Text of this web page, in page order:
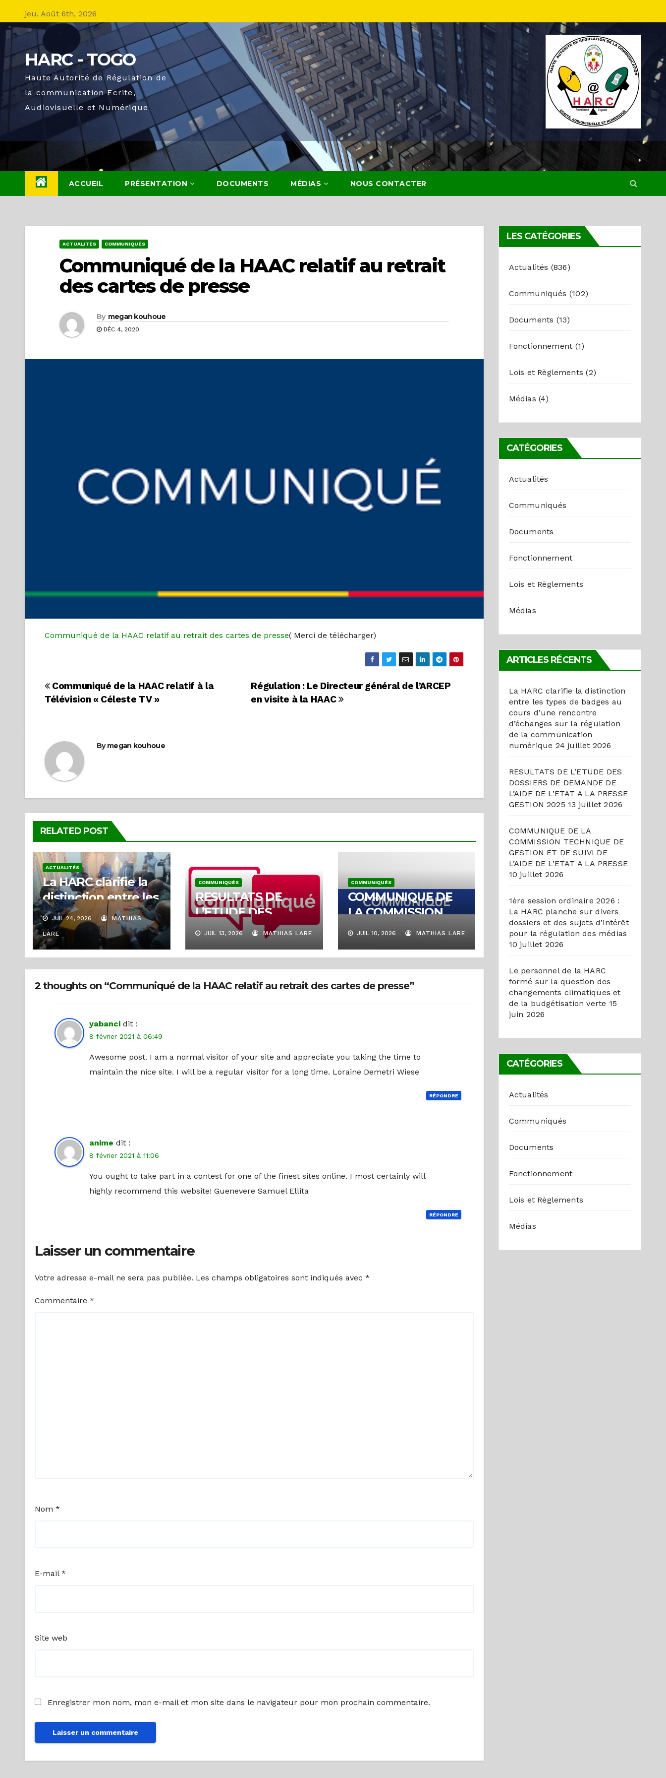
to
content
jeu. Août 6th, 2026
HARC - TOGO
Haute Autorité de Régulation de
la communication Ecrite,
Audiovisuelle et Numérique
ACCUEIL PRÉSENTATION DOCUMENTS MÉDIAS NOUS CONTACTER
ACTUALITÉS COMMUNIQUÉS
Communiqué de la HAAC relatif au retrait
des cartes de presse
By megan kouhoue
DÉC 4, 2020
Communiqué de la HAAC relatif au retrait des cartes de presse( Merci de télécharger)
Navigation
Régulation : Le Directeur général de l’ARCEP
en visite à la HAAC
Communiqué de la HAAC relatif à la
Télévision « Céleste TV »
Bymegan kouhoue
RELATED POST
ACTUALITÉS
La HARC clarifie la
distinction entre les
types de badges au
cours d’une
rencontre
d’échanges sur la
régulation de la
communication
JUIL 24, 2026 MATHIAS
LARE
COMMUNIQUÉS
RESULTATS DE
L’ETUDE DES
DOSSIERS DE
DEMANDE DE
L’AIDE DE L’ETAT A
LA PRESSE
GESTION 2025
JUIL 13, 2026 MATHIAS LARE
COMMUNIQUÉS
COMMUNIQUE DE
LA COMMISSION
TECHNIQUE DE
SUIVI DE L’AIDE DE
L’ETAT A LA PRESSE
JUIL 10, 2026 MATHIAS LARE
2 thoughts on “Communiqué de la HAAC relatif au retrait des cartes de presse”
yabanci dit :
8 février 2021 à 06:49
Awesome post. I am a normal visitor of your site and appreciate you taking the time to
maintain the nice site. I will be a regular visitor for a long time. Loraine Demetri Wiese
RÉPONDRE
anime dit :
8 février 2021 à 11:06
You ought to take part in a contest for one of the finest sites online. I most certainly will
highly recommend this website! Guenevere Samuel Ellita
RÉPONDRE
Laisser un commentaire
Votre adresse e-mail ne sera pas publiée. Les champs obligatoires sont indiqués avec *
Commentaire *
Nom *
E-mail *
Site web
Enregistrer mon nom, mon e-mail et mon site dans le navigateur pour mon prochain commentaire.
LES CATÉGORIES
Actualités (836)
Communiqués (102)
Documents (13)
Fonctionnement (1)
Lois et Règlements (2)
Médias (4)
CATÉGORIES
Actualités
Communiqués
Documents
Fonctionnement
Lois et Règlements
Médias
ARTICLES RÉCENTS
La HARC clarifie la distinction
entre les types de badges au
cours d’une rencontre
d’échanges sur la régulation
de la communication
numérique 24 juillet 2026
RESULTATS DE L’ETUDE DES
DOSSIERS DE DEMANDE DE
L’AIDE DE L’ETAT A LA PRESSE
GESTION 2025 13 juillet 2026
COMMUNIQUE DE LA
COMMISSION TECHNIQUE DE
GESTION ET DE SUIVI DE
L’AIDE DE L’ETAT A LA PRESSE
10 juillet 2026
1ère session ordinaire 2026 :
La HARC planche sur divers
dossiers et des sujets d’intérêt
pour la régulation des médias
10 juillet 2026
Le personnel de la HARC
formé sur la question des
changements climatiques et
de la budgétisation verte 15
juin 2026
CATÉGORIES
Actualités
Communiqués
Documents
Fonctionnement
Lois et Règlements
Médias